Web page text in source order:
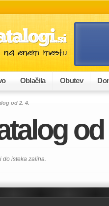
Oblačila Obutev
od 2. 4.
od
do isteka zaliha.